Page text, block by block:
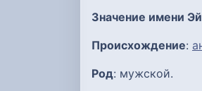
Значение имени
Происхождение:
Род: мужской.